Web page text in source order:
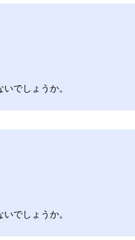
でしょうか。
でしょうか。